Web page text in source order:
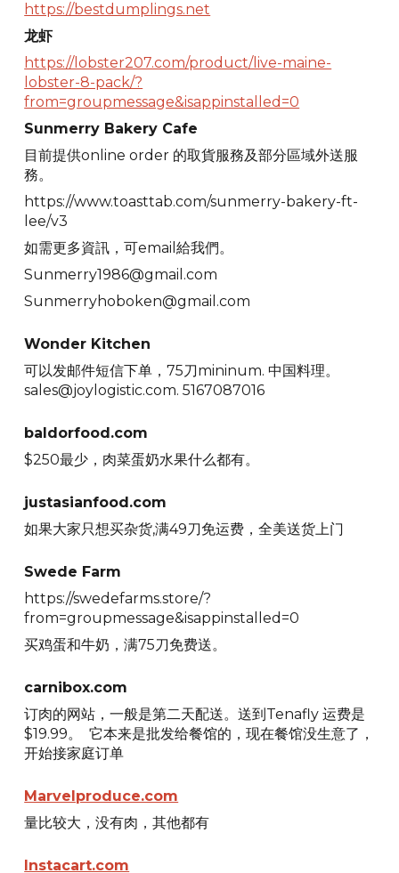
https://bestdumplings.net
龙虾
https://lobster207.com/product/live-maine-
lobster-8-pack/?
from=groupmessage&isappinstalled=0
Sunmerry Bakery Cafe
目前提供online order 的取貨服務及部分區域外送服
務。
https://www.toasttab.com/sunmerry-bakery-ft-
lee/v3
如需更多資訊，可email給我們。
Sunmerry1986@gmail.com
Sunmerryhoboken@gmail.com
Wonder Kitchen
可以发邮件短信下单，75刀mininum. 中国料理。
sales@joylogistic.com. 5167087016
baldorfood.com
$250最少，肉菜蛋奶水果什么都有。
justasianfood.com
如果大家只想买杂货,满49刀免运费，全美送货上门
Swede Farm
https://swedefarms.store/?
from=groupmessage&isappinstalled=0
买鸡蛋和牛奶，满75刀免费送。
carnibox.com
订肉的网站，一般是第二天配送。送到Tenafly 运费是
$19.99。 它本来是批发给餐馆的，现在餐馆没生意了，
开始接家庭订单
Marvelproduce.com
量比较大，没有肉，其他都有
Instacart.com